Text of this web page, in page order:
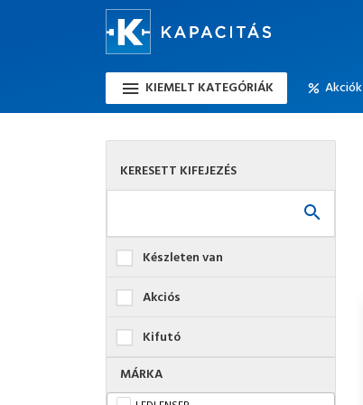
KIEMELT KATEGÓRIÁK Akciók
KERESETT KIFEJEZÉS
Készleten van
Akciós
Kifutó
MÁRKA